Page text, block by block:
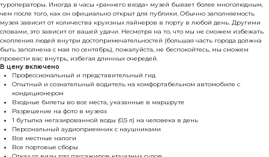
туроператоры. Иногда в часы «раннего входа» музей бывает более многолюдным,
чем после того, как он официально открыт для публики. Обычно заполняемость
музея зависит от количества круизных лайнеров в порту в любой день. Другими
словами, это зависит от вашей удачи. Несмотря на то, что мы не сможем избежать
скопления людей внутри достопримечательностей (большая часть города должна
быть заполнена с мая по сентябрь), пожалуйста, не беспокойтесь, мы сможем
провести вас внутрь, избегая длинных очередей.
В цену включено
Профессиональный и представительный гид
Опытный и сознательный водитель на комфортабельном автомобиле с
кондиционером
Входные билеты во все места, указанные в маршруте
Разрешение на фото в музеях
1 бутылка негазированной воды (0,5 л) на человека в день
Персональный аудиоприемник с наушниками
Все местные налоги
Все портовые сборы